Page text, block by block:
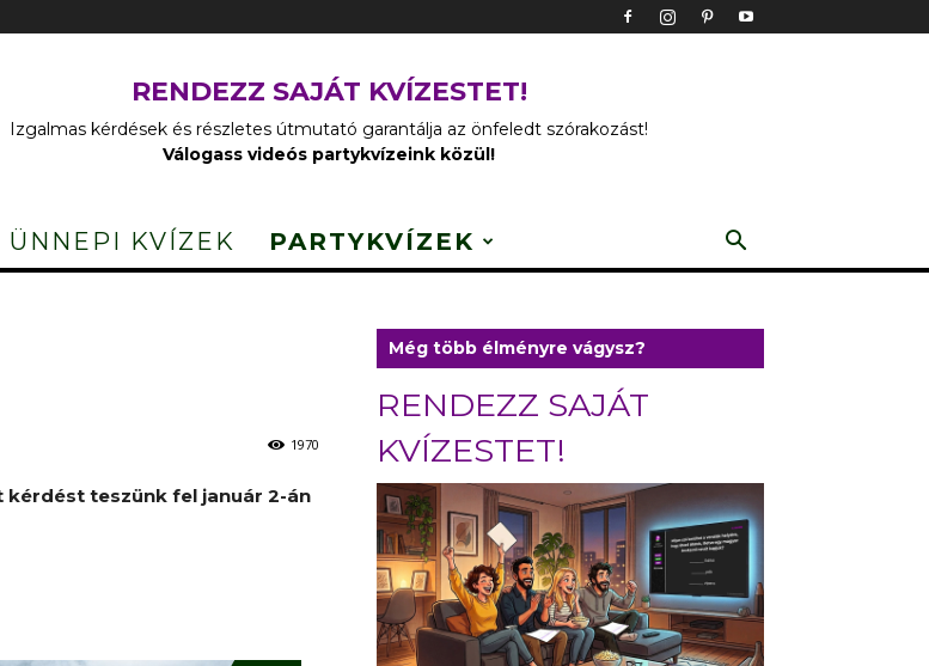
RENDEZZ SAJÁT KVÍZESTET!
Izgalmas kérdések és részletes útmutató garantálja az önfeledt szórakozást!
Válogass videós partykvízeink közül!
ÜNNEPI KVÍZEK PARTYKVÍZEK
1970
kérdést teszünk fel január 2-án
Még több élményre vágysz?
RENDEZZ SAJÁT
KVÍZESTET!